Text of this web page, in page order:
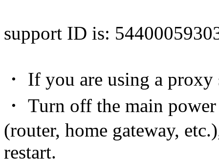
support ID is:
・ If you are using a
・ Turn off the main
(router, home gateway,
restart.